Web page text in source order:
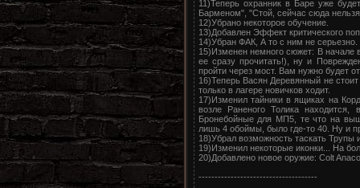
11)Теперь охранник в Баре уже
Барменом", "Стой, сейчас сюда
12)Убрано некоторое обучение.
13)Добавлен Эффект критического
14)Убран ФАК, А то с ним не серьезно.
15)Изменен немного сюжет: В
ее сразу прочитать!), ну и
пройти через мост. Вам нужно будет
16)Теперь Васян Деревянный не
только в лагере новичков ходит.
17)Изменил тайники в ящиках на
возле Раненого Толика
Бронебойные для МП5, те что на
лишь 4 обоймы, было где-то 40. Ну и
18)Убрал возможность таскать Трупы
19)Изменил некоторые иконки... На
20)Добавлено новое оружие: Colt
-------------------------------------